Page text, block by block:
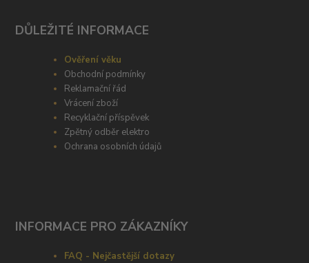
DŮLEŽITÉ INFORMACE
Ověření věku
Obchodní podmínky
Reklamační řád
Vrácení zboží
Recyklační příspěvek
Zpětný odběr elektro
Ochrana osobních údajů
INFORMACE PRO ZÁKAZNÍKY
FAQ - Nejčastější dotazy